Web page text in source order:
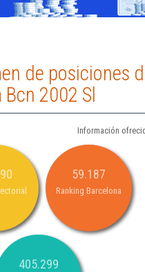
de posiciones
2002 Sl
Información
59.187
Ranking Barcelona
405.299